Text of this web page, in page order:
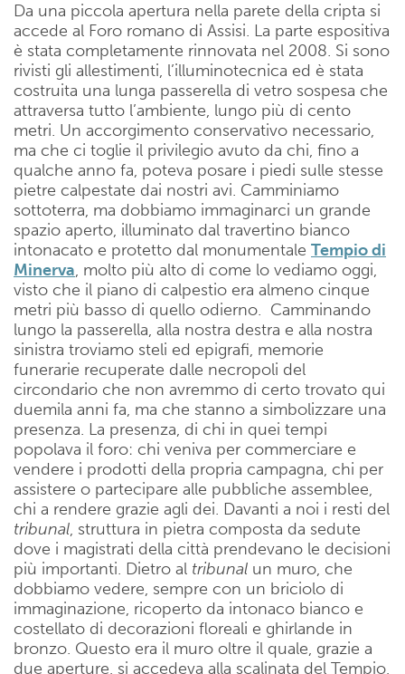
Da una piccola apertura nella parete della cripta si
accede al Foro romano di Assisi. La parte espositiva
è stata completamente rinnovata nel 2008. Si sono
rivisti gli allestimenti, l’illuminotecnica ed è stata
costruita una lunga passerella di vetro sospesa che
attraversa tutto l’ambiente, lungo più di cento
metri. Un accorgimento conservativo necessario,
ma che ci toglie il privilegio avuto da chi, fino a
qualche anno fa, poteva posare i piedi sulle stesse
pietre calpestate dai nostri avi. Camminiamo
sottoterra, ma dobbiamo immaginarci un grande
spazio aperto, illuminato dal travertino bianco
intonacato e protetto dal monumentale Tempio di
Minerva, molto più alto di come lo vediamo oggi,
visto che il piano di calpestio era almeno cinque
metri più basso di quello odierno. Camminando
lungo la passerella, alla nostra destra e alla nostra
sinistra troviamo steli ed epigrafi, memorie
funerarie recuperate dalle necropoli del
circondario che non avremmo di certo trovato qui
duemila anni fa, ma che stanno a simbolizzare una
presenza. La presenza, di chi in quei tempi
popolava il foro: chi veniva per commerciare e
vendere i prodotti della propria campagna, chi per
assistere o partecipare alle pubbliche assemblee,
chi a rendere grazie agli dei. Davanti a noi i resti del
tribunal, struttura in pietra composta da sedute
dove i magistrati della città prendevano le decisioni
più importanti. Dietro al tribunal un muro, che
dobbiamo vedere, sempre con un briciolo di
immaginazione, ricoperto da intonaco bianco e
costellato di decorazioni floreali e ghirlande in
bronzo. Questo era il muro oltre il quale, grazie a
due aperture, si accedeva alla scalinata del Tempio,